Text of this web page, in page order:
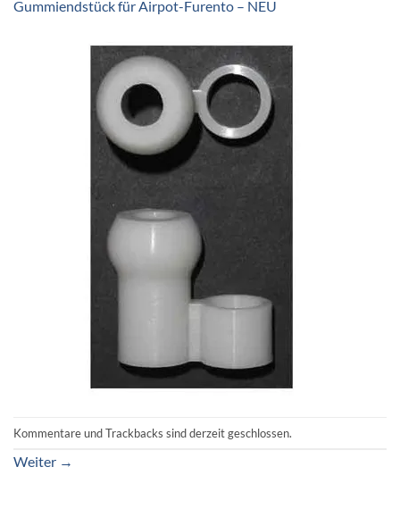
Gummiendstück für Airpot-Furento – NEU
Kommentare und Trackbacks sind derzeit geschlossen.
Weiter →